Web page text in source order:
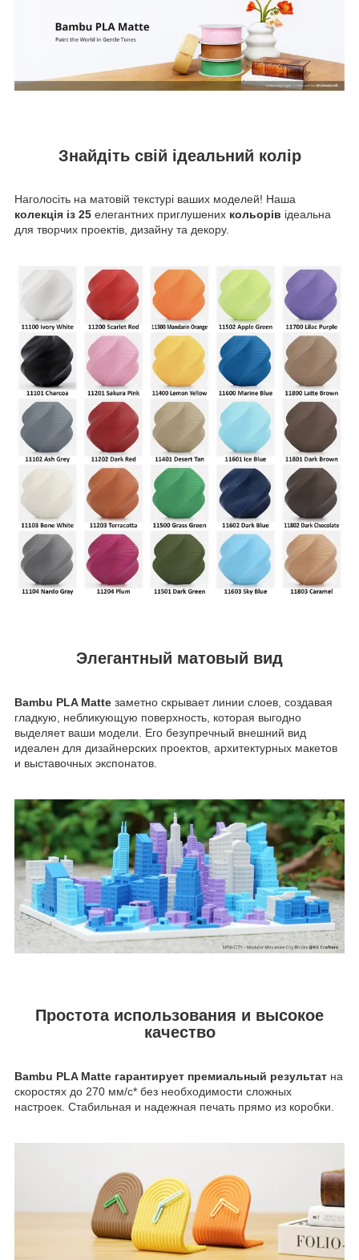
Знайдіть свій ідеальний колір
Наголосіть на матовій текстурі ваших моделей! Наша
колекція із 25 елегантних приглушених кольорів ідеальна
для творчих проектів, дизайну та декору.
Элегантный матовый вид
Bambu PLA Matte заметно скрывает линии слоев, создавая
гладкую, небликующую поверхность, которая выгодно
выделяет ваши модели. Его безупречный внешний вид
идеален для дизайнерских проектов, архитектурных макетов
и выставочных экспонатов.
Простота использования и высокое
качество
Bambu PLA Matte гарантирует премиальный результат на
скоростях до 270 мм/с* без необходимости сложных
настроек. Стабильная и надежная печать прямо из коробки.